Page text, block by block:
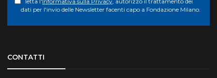
dati per l'invio delle Newsletter facenti capo a Fondazione Milano.
CONTATTI